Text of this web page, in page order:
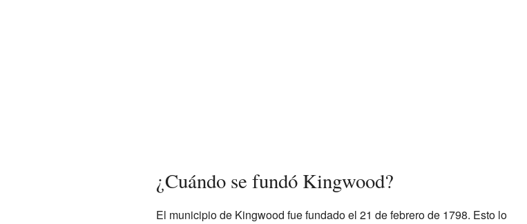
¿Cuándo se fundó Kingwood?
El municipio de Kingwood fue fundado el 21 de febrero de 1798. Esto lo